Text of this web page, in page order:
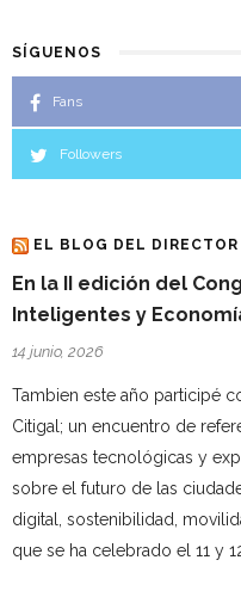
SÍGUENOS
Fans
Followers
EL BLOG DEL DIRECTOR
En la II edición del
Inteligentes y
14 junio, 2026
Tambien este año participé
Citigal; un encuentro de
empresas tecnológicas y
sobre el futuro de las
digital, sostenibilidad,
que se ha celebrado el 11 y